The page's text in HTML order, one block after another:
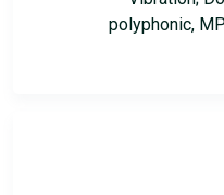
polyphonic,